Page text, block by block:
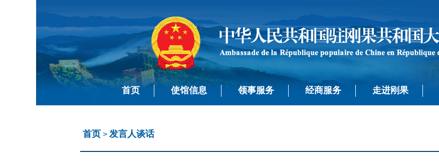
首页 使馆信息 领事服务 经商服务 走进刚果
首页 > 发言人谈话